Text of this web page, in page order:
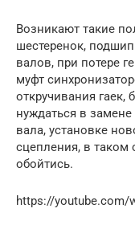
Возникают такие
шестеренок,
валов, при потере
муфт
откручивания гаек,
нуждаться в замене
вала, установке
сцепления, в таком
обойтись.
https://youtube.com/